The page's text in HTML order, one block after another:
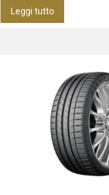
Leggi tutto